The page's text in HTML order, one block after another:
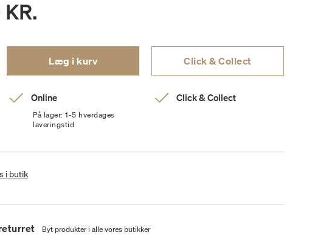
Læg i kurv Click & Collect
Online
På lager: 1-5 hverdages
leveringstid
Click & Collect
i butik
Byt produkter i alle vores butikker